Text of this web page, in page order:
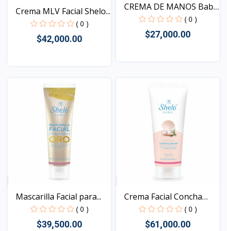
Crema MLV Facial Shelo...
( 0 )
$42,000.00
CREMA DE MANOS Baba
( 0 )
$27,000.00
Mascarilla Facial para...
( 0 )
$39,500.00
Crema Facial Concha
Nác...
( 0 )
$61,000.00